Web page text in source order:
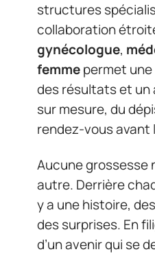
structures
collaboration
gynécologue,
femmepermet
des résultats et
sur mesure, du
rendez-vous avant
Aucune grossesse
autre. Derrière
y a une histoire,
des surprises. En
d’un avenir qui se